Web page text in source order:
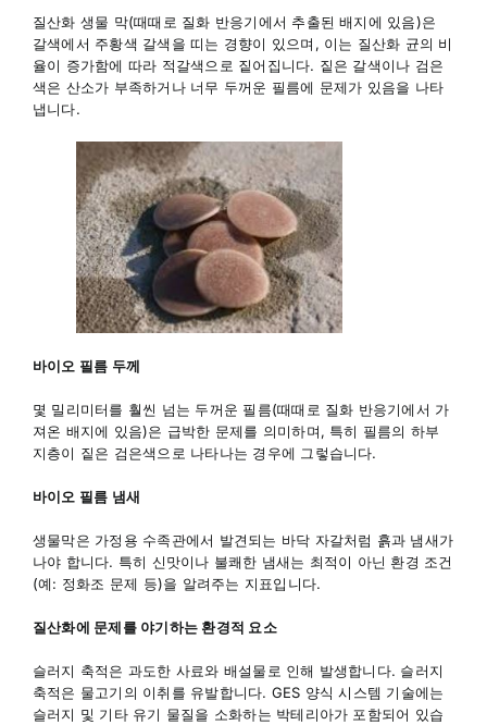
질산화 생물 막(때때로 질화 반응기에서 추출된 배지에 있음)은
갈색에서 주황색 갈색을 띠는 경향이 있으며, 이는 질산화 균의 비
율이 증가함에 따라 적갈색으로 짙어집니다. 짙은 갈색이나 검은
색은 산소가 부족하거나 너무 두꺼운 필름에 문제가 있음을 나타
냅니다.
바이오 필름 두께
몇 밀리미터를 훨씬 넘는 두꺼운 필름(때때로 질화 반응기에서 가
져온 배지에 있음)은 급박한 문제를 의미하며, 특히 필름의 하부
지층이 짙은 검은색으로 나타나는 경우에 그렇습니다.
바이오 필름 냄새
생물막은 가정용 수족관에서 발견되는 바닥 자갈처럼 흙과 냄새가
나야 합니다. 특히 신맛이나 불쾌한 냄새는 최적이 아닌 환경 조건
(예: 정화조 문제 등)을 알려주는 지표입니다.
질산화에 문제를 야기하는 환경적 요소
슬러지 축적은 과도한 사료와 배설물로 인해 발생합니다. 슬러지
축적은 물고기의 이취를 유발합니다. GES 양식 시스템 기술에는
슬러지 및 기타 유기 물질을 소화하는 박테리아가 포함되어 있습